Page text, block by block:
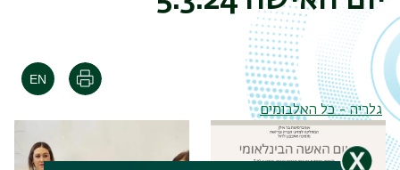
הדפסה
גלריה - כל האלבומים